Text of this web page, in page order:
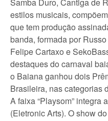
estilos musicais,
que tem produção
banda, formada por
Felipe Cartaxo e
destaques do carnaval
o Baiana ganhou dois
Brasileira, nas categorias
A faixa “Playsom” integra
(Eletronic Arts). O show